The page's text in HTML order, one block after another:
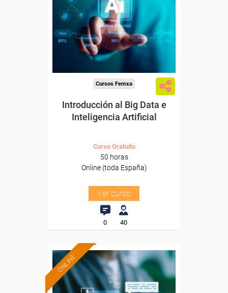
Para desempleados,
trabajadores y autónomos.
Sector
-Transporte y Logística.
Cursos Femxa
Introducción al Big Data e
Inteligencia Artificial
Curso Gratuito
50 horas
Online (toda España)
Ver curso
0 40
ONLINE
Formación 100%
subvencionada.